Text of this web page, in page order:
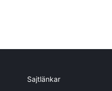
Sajtlänkar